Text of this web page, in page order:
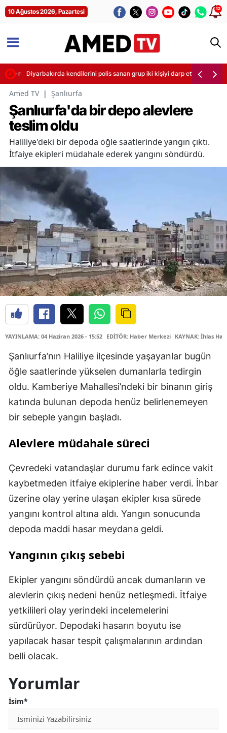
10 Ağustos 2026, Pazartesi 12
resmen duyurdu
Diyarbakırda kendilerini polis sanan grup iki kişiyi darp etti
Amed TV | Şanlıurfa
Şanlıurfa'da bir depo alevlere
teslim oldu
Haliliye'deki bir depoda öğle saatlerinde yangın çıktı.
İtfaiye ekipleri müdahale ederek yangını söndürdü.
YAYINLAMA: 04 Haziran 2026 - 15:52 EDİTÖR: Haber Merkezi KAYNAK: İhlas
Şanlıurfa’nın Haliliye ilçesinde yaşayanlar bugün
öğle saatlerinde yükselen dumanlarla tedirgin
oldu. Kamberiye Mahallesi’ndeki bir binanın giriş
katında bulunan depoda henüz belirlenemeyen
bir sebeple yangın başladı.
Alevlere müdahale süreci
Çevredeki vatandaşlar durumu fark edince vakit
kaybetmeden itfaiye ekiplerine haber verdi. İhbar
üzerine olay yerine ulaşan ekipler kısa sürede
yangını kontrol altına aldı. Yangın sonucunda
depoda maddi hasar meydana geldi.
Yangının çıkış sebebi
Ekipler yangını söndürdü ancak dumanların ve
alevlerin çıkış nedeni henüz netleşmedi. İtfaiye
yetkilileri olay yerindeki incelemelerini
sürdürüyor. Depodaki hasarın boyutu ise
yapılacak hasar tespit çalışmalarının ardından
belli olacak.
Yorumlar
İsim*